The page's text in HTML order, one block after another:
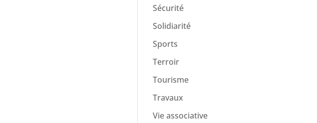
Sécurité
Solidiarité
Sports
Terroir
Tourisme
Travaux
Vie associative